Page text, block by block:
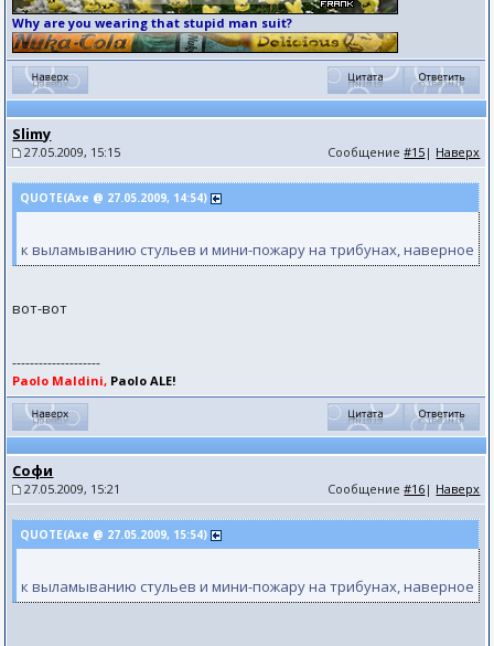
Why are you wearing that stupid man suit?
Slimy
27.05.2009, 15:15 Сообщение#15 | Наверх
QUOTE(Axe @ 27.05.2009, 14:54)
к выламыванию стульев и мини-пожару на трибунах, наверное
вот-вот
--------------------
Paolo Maldini, Paolo ALE!
Софи
27.05.2009, 15:21 Сообщение#16 | Наверх
QUOTE(Axe @ 27.05.2009, 15:54)
к выламыванию стульев и мини-пожару на трибунах, наверное